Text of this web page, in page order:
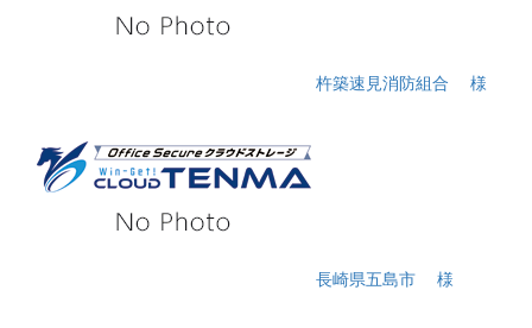
杵築速見消防組合 様
長崎県五島市 様